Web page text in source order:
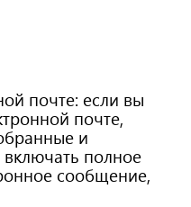
почте: если вы
почте,
и
полное
сообщение,